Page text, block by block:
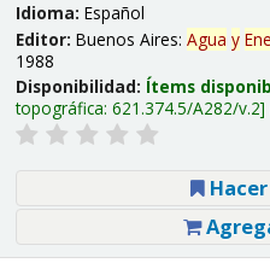
Idioma: Español
Editor: Buenos Aires: Agua y
1988
Disponibilidad: Ítems
topográfica: 621.374.5/A282/v.2